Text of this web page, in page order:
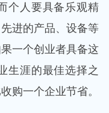
个人要具备乐观精
进的产品、设备等
一个创业者具备这
生涯的最佳选择之
购一个企业节省。